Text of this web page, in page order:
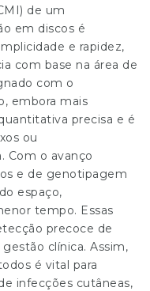
de um
em discos é
e rapidez,
com base na área de
com o
embora mais
precisa e é
ou
Com o avanço
e de genotipagem
espaço,
tempo. Essas
precoce de
clínica. Assim,
é vital para
infecções cutâneas,